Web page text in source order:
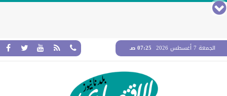
الجمعة 7 أغسطس 2026 07:25 صـ